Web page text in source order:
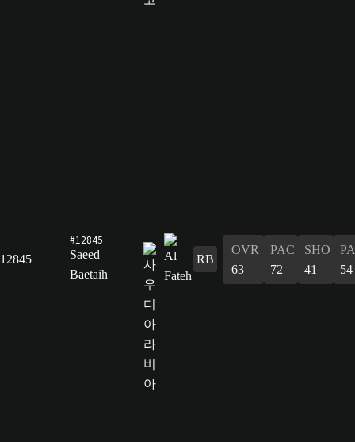
12845
#12845
Saeed
Baetaih
RB
OVR
63
PAC
72
SHO
41
54